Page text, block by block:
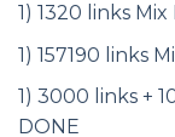
1) 1320 links
1) 157190 links
1) 3000 links +
DONE